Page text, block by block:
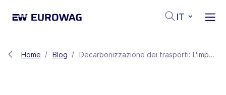
IT
Home Blog Decarbonizzazione dei trasporti: L'impatto degli aumenti dei pedaggi paneuropei dovuti alle Classi di CO₂